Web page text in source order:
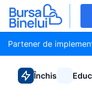
Partener de
Închis